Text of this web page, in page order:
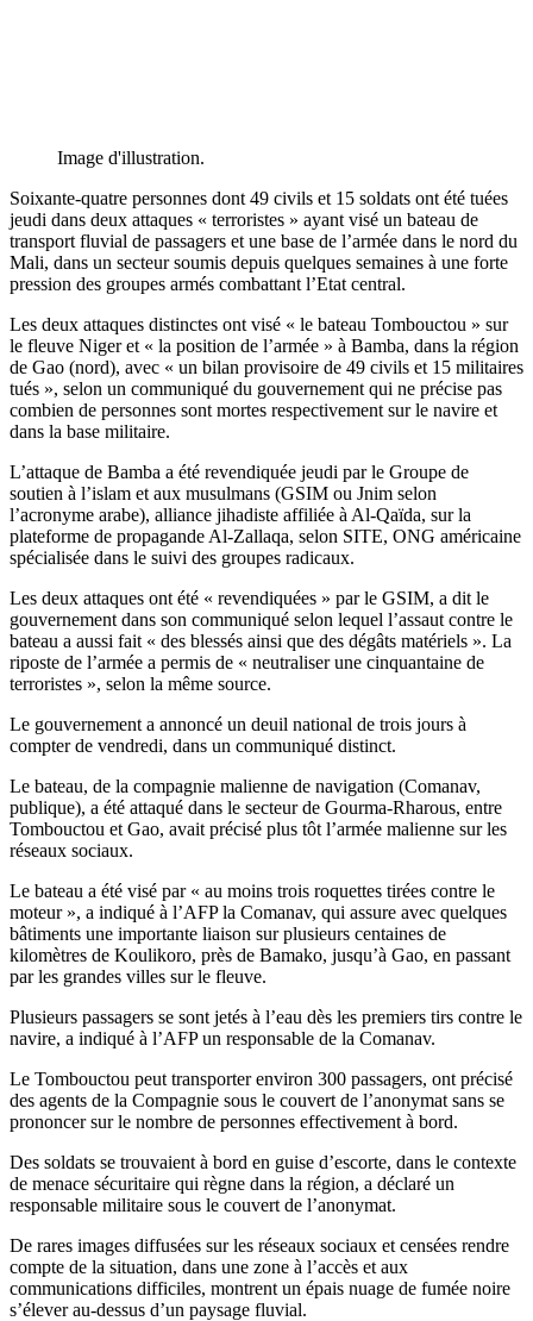
Image d'illustration.
Soixante-quatre personnes dont 49 civils et 15 soldats ont été tuées
jeudi dans deux attaques « terroristes » ayant visé un bateau de
transport fluvial de passagers et une base de l’armée dans le nord du
Mali, dans un secteur soumis depuis quelques semaines à une forte
pression des groupes armés combattant l’Etat central.
Les deux attaques distinctes ont visé « le bateau Tombouctou » sur
le fleuve Niger et « la position de l’armée » à Bamba, dans la région
de Gao (nord), avec « un bilan provisoire de 49 civils et 15 militaires
tués », selon un communiqué du gouvernement qui ne précise pas
combien de personnes sont mortes respectivement sur le navire et
dans la base militaire.
L’attaque de Bamba a été revendiquée jeudi par le Groupe de
soutien à l’islam et aux musulmans (GSIM ou Jnim selon
l’acronyme arabe), alliance jihadiste affiliée à Al-Qaïda, sur la
plateforme de propagande Al-Zallaqa, selon SITE, ONG américaine
spécialisée dans le suivi des groupes radicaux.
Les deux attaques ont été « revendiquées » par le GSIM, a dit le
gouvernement dans son communiqué selon lequel l’assaut contre le
bateau a aussi fait « des blessés ainsi que des dégâts matériels ». La
riposte de l’armée a permis de « neutraliser une cinquantaine de
terroristes », selon la même source.
Le gouvernement a annoncé un deuil national de trois jours à
compter de vendredi, dans un communiqué distinct.
Le bateau, de la compagnie malienne de navigation (Comanav,
publique), a été attaqué dans le secteur de Gourma-Rharous, entre
Tombouctou et Gao, avait précisé plus tôt l’armée malienne sur les
réseaux sociaux.
Le bateau a été visé par « au moins trois roquettes tirées contre le
moteur », a indiqué à l’AFP la Comanav, qui assure avec quelques
bâtiments une importante liaison sur plusieurs centaines de
kilomètres de Koulikoro, près de Bamako, jusqu’à Gao, en passant
par les grandes villes sur le fleuve.
Plusieurs passagers se sont jetés à l’eau dès les premiers tirs contre le
navire, a indiqué à l’AFP un responsable de la Comanav.
Le Tombouctou peut transporter environ 300 passagers, ont précisé
des agents de la Compagnie sous le couvert de l’anonymat sans se
prononcer sur le nombre de personnes effectivement à bord.
Des soldats se trouvaient à bord en guise d’escorte, dans le contexte
de menace sécuritaire qui règne dans la région, a déclaré un
responsable militaire sous le couvert de l’anonymat.
De rares images diffusées sur les réseaux sociaux et censées rendre
compte de la situation, dans une zone à l’accès et aux
communications difficiles, montrent un épais nuage de fumée noire
s’élever au-dessus d’un paysage fluvial.